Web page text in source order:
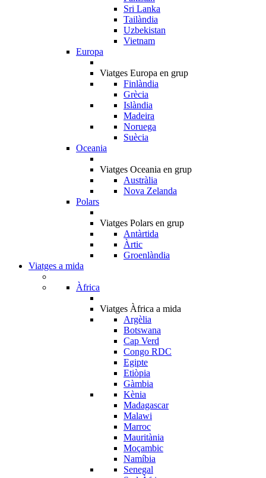
Sri Lanka
Tailàndia
Uzbekistan
Vietnam
Europa
Viatges Europa en grup
Finlàndia
Grècia
Islàndia
Madeira
Noruega
Suècia
Oceania
Viatges Oceania en grup
Austràlia
Nova Zelanda
Polars
Viatges Polars en grup
Antàrtida
Àrtic
Groenlàndia
Viatges a mida
Àfrica
Viatges Àfrica a mida
Argèlia
Botswana
Cap Verd
Congo RDC
Egipte
Etiòpia
Gàmbia
Kènia
Madagascar
Malawi
Marroc
Mauritània
Moçambic
Namíbia
Senegal